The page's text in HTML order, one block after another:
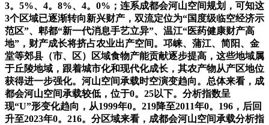
3。5%、4。8%、4。0%；连系成都会河山空间规划，可知这
3个区域已逐渐转向新兴财产，双流定位为“国度级临空经济示
范区”、郫都“新一代消息手艺立异”、温江“医药健康财产高
地”，财产成长将挤占农业出产空间。邛崃、蒲江、简阳、金
堂等郊县（市、区）区域食物产能贡献逐步提高，这些地域属
于丘陵地域，跟着城市化和现代化成长，其农产物从产区地位
获得进一步强化。河山空间承载时空演变趋向。总体来看，成
都会河山空间承载较低，位于0。25以下。分析指数呈
现“U”形变化趋向，从1999年0。219降至2011年0。196，后回
升至2023年0。216。分区域来看，成都会河山空间承载分析指